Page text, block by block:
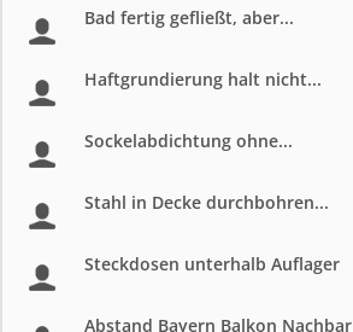
Bad fertig gefließt, aber...
Haftgrundierung halt nicht...
Sockelabdichtung ohne...
Stahl in Decke durchbohren...
Steckdosen unterhalb Auflager
Abstand Bayern Balkon Nachbar